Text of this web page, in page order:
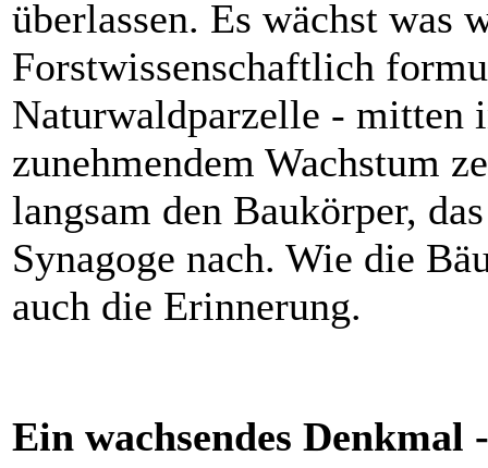
überlassen. Es wächst was
Forstwissenschaftlich
Naturwaldparzelle - mitten
zunehmendem Wachstum
langsam den Baukörper,
Synagoge nach. Wie die
auch die Erinnerung.
Ein wachsendes